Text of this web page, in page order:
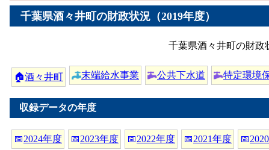
千葉県酒々井町の財政状況（2019年度）
千葉県酒々井町の財政
🏠酒々井町 末端給水事業 公共下水道 特定環境
収録データの年度
📅2024年度 📅2023年度 📅2022年度 📅2021年度 📅